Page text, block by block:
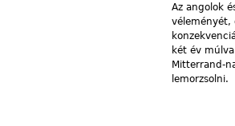
Az angolok
véleményét,
két év
Mitterrand-
lemorzsolni.